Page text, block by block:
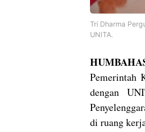
Tri Dharma
UNITA.
Pemerintah
dengan
di ruang